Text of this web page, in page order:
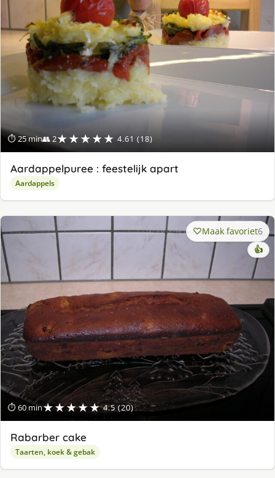
⏱ 25 min👥 2★★★★★ 4.61 (18)
Aardappelpuree : feestelijk apart
Aardappels
⏱ 60 min★★★★★ 4.5 (20)
Maak favoriet6
👍
Rabarber cake
Taarten, koek & gebak